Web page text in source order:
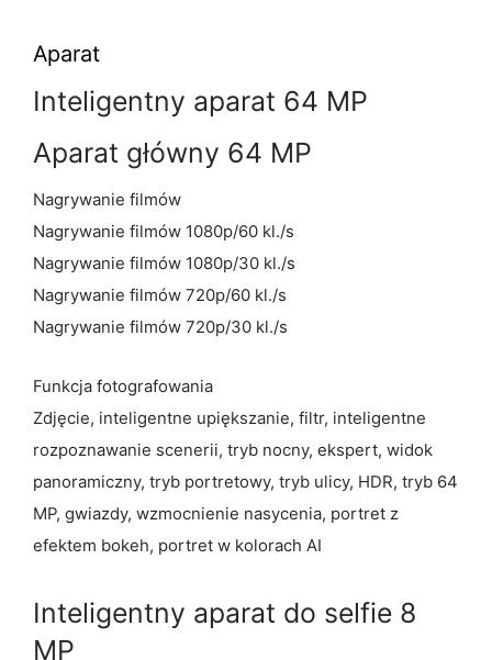
Aparat
Inteligentny aparat 64 MP
Aparat główny 64 MP
Nagrywanie filmów
Nagrywanie filmów 1080p/60 kl./s
Nagrywanie filmów 1080p/30 kl./s
Nagrywanie filmów 720p/60 kl./s
Nagrywanie filmów 720p/30 kl./s
Funkcja fotografowania
Zdjęcie, inteligentne upiększanie, filtr, inteligentne
rozpoznawanie scenerii, tryb nocny, ekspert, widok
panoramiczny, tryb portretowy, tryb ulicy, HDR, tryb 64
MP, gwiazdy, wzmocnienie nasycenia, portret z
efektem bokeh, portret w kolorach AI
Inteligentny aparat do selfie 8
MP